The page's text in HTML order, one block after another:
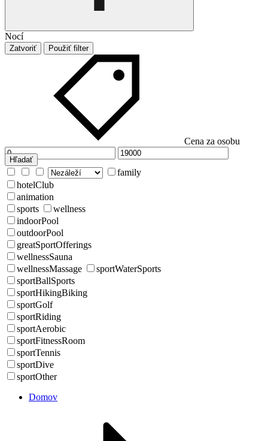
Nocí
Zatvoriť Použiť filter
Cena za osobu
Hľadať
family
hotelClub
animation
sports
wellness
indoorPool
outdoorPool
greatSportOfferings
wellnessSauna
wellnessMassage
sportWaterSports
sportBallSports
sportHikingBiking
sportGolf
sportRiding
sportAerobic
sportFitnessRoom
sportTennis
sportDive
sportOther
Domov